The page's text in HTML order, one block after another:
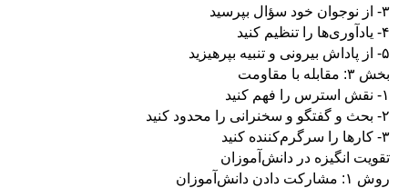
۳- از نوجوان خود سؤال بپرسید
۴- یادآوری‌ها را تنظیم کنید
۵- از پاداش بیرونی و تنبیه بپرهیزید
بخش ۳: مقابله با مقاومت
۱- نقش استرس را فهم کنید
۲- بحث و گفتگو و سخنرانی را محدود کنید
۳- کارها را سرگرم‌کننده کنید
تقویت انگیزه در دانش‌آموزان
روش ۱: مشارکت دادن دانش‌آموزان